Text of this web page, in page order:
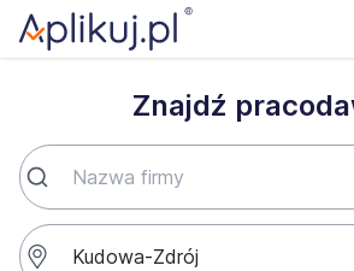
Znajdź